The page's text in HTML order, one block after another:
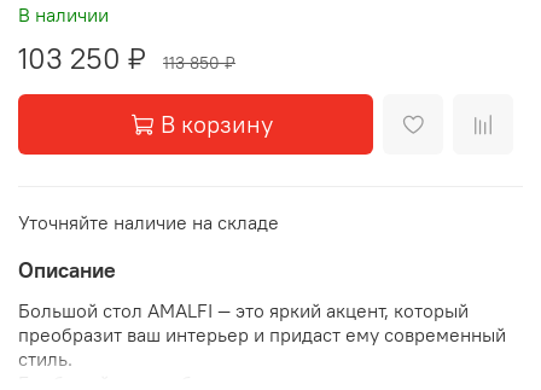
В наличии
103 250 ₽ 113 850 ₽
В корзину
Уточняйте наличие на складе
Описание
Большой стол AMALFI — это яркий акцент, который
преобразит ваш интерьер и придаст ему современный
стиль.